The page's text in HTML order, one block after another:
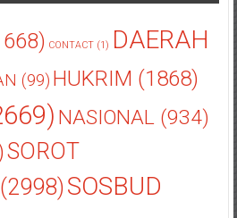
CONTACT(1) DAERAH
(99) HUKRIM (1868)
NASIONAL(934)
SOROT
(2998)SOSBUD